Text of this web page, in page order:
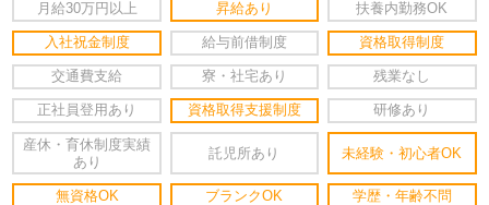
月給30万円以上 昇給あり 扶養内勤務OK
入社祝金制度 給与前借制度 資格取得制度
交通費支給 寮・社宅あり 残業なし
正社員登用あり 資格取得支援制度 研修あり
産休・育休制度実績
あり
託児所あり 未経験・初心者OK
無資格OK ブランクOK 学歴・年齢不問